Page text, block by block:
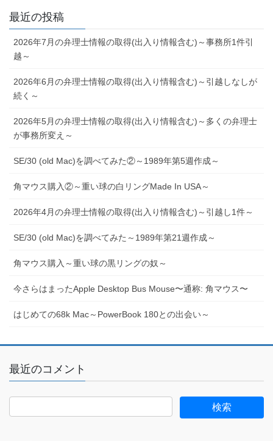
最近の投稿
2026年7月の弁理士情報の取得(出入り情報含む)～事務所1件引
越～
2026年6月の弁理士情報の取得(出入り情報含む)～引越しなしが
続く～
2026年5月の弁理士情報の取得(出入り情報含む)～多くの弁理士
が事務所変え～
SE/30 (old Mac)を調べてみた②～1989年第5週作成～
角マウス購入②～重い球の白リングMade In USA～
2026年4月の弁理士情報の取得(出入り情報含む)～引越し1件～
SE/30 (old Mac)を調べてみた～1989年第21週作成～
角マウス購入～重い球の黒リングの奴～
今さらはまったApple Desktop Bus Mouse〜通称: 角マウス〜
はじめての68k Mac～PowerBook 180との出会い～
最近のコメント